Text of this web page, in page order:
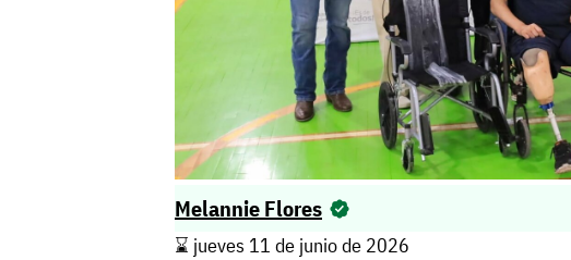
Melannie Flores
⌛️ jueves 11 de junio de 2026